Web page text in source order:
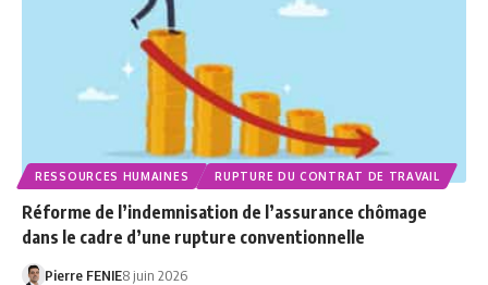
RESSOURCES HUMAINES RUPTURE DU CONTRAT DE TRAVAIL
Réforme de l’indemnisation de l’assurance chômage
dans le cadre d’une rupture conventionnelle
Pierre FENIE8 juin 2026